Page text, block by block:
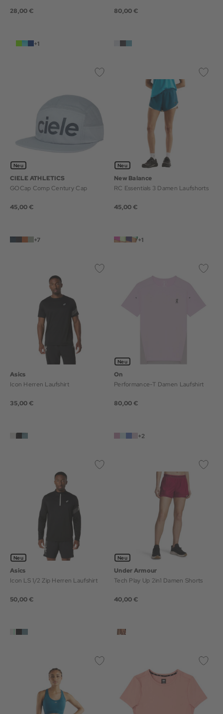
28,00 €
+1
80,00 €
Neu
CIELE ATHLETICS
GOCap Comp Century Cap
45,00 €
+7
Neu
New Balance
RC Essentials 3 Damen Laufshorts
45,00 €
+1
Asics
Icon Herren Laufshirt
35,00 €
Neu
On
Performance-T Damen Laufshirt
80,00 €
+2
Neu
Asics
Icon LS 1/2 Zip Herren Laufshirt
50,00 €
Neu
Under Armour
Tech Play Up 2in1 Damen Shorts
40,00 €